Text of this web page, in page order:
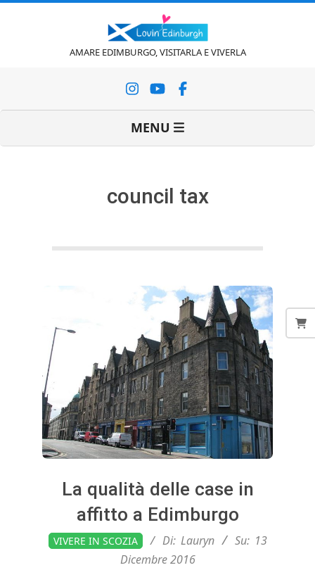
o
v
AMARE EDIMBURGO, VISITARLA E VIVERLA
MENU
council tax
La qualità delle case in
affitto a Edimburgo
2016-
12-
VIVERE IN SCOZIA Di: Lauryn Su: 13
Dicembre 2016